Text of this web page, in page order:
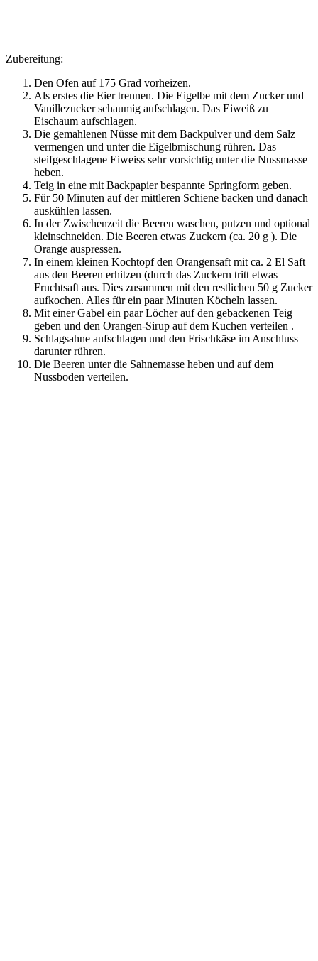
Zubereitung:
Den Ofen auf 175 Grad vorheizen.
Als erstes die Eier trennen. Die Eigelbe mit dem Zucker und
Vanillezucker schaumig aufschlagen. Das Eiweiß zu
Eischaum aufschlagen.
Die gemahlenen Nüsse mit dem Backpulver und dem Salz
vermengen und unter die Eigelbmischung rühren. Das
steifgeschlagene Eiweiss sehr vorsichtig unter die Nussmasse
heben.
Teig in eine mit Backpapier bespannte Springform geben.
Für 50 Minuten auf der mittleren Schiene backen und danach
auskühlen lassen.
In der Zwischenzeit die Beeren waschen, putzen und optional
kleinschneiden. Die Beeren etwas Zuckern (ca. 20 g ). Die
Orange auspressen.
In einem kleinen Kochtopf den Orangensaft mit ca. 2 El Saft
aus den Beeren erhitzen (durch das Zuckern tritt etwas
Fruchtsaft aus. Dies zusammen mit den restlichen 50 g Zucker
aufkochen. Alles für ein paar Minuten Köcheln lassen.
Mit einer Gabel ein paar Löcher auf den gebackenen Teig
geben und den Orangen-Sirup auf dem Kuchen verteilen .
Schlagsahne aufschlagen und den Frischkäse im Anschluss
darunter rühren.
Die Beeren unter die Sahnemasse heben und auf dem
Nussboden verteilen.